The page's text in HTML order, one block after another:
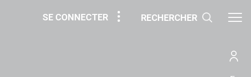
SE CONNECTER RECHERCHER